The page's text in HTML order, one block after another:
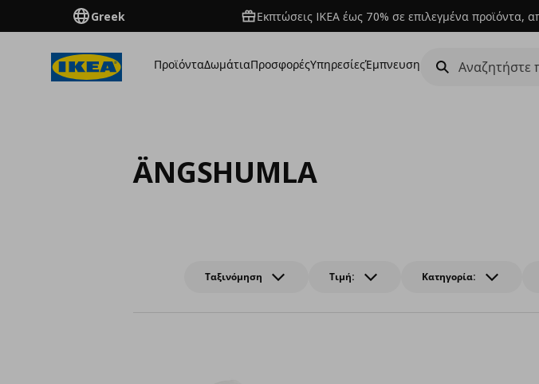
Greek Εκπτώσεις IKEA έως 70% σε επιλεγμένα προϊόντα,
ΠροϊόνταΔωμάτιαΠροσφορέςΥπηρεσίεςΈμπνευση
ÄNGSHUMLA
Ταξινόμηση Τιμή: Κατηγορία: